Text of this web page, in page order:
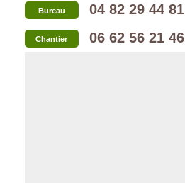
Bureau 04 82 29 44 81
Chantier 06 62 56 21 46